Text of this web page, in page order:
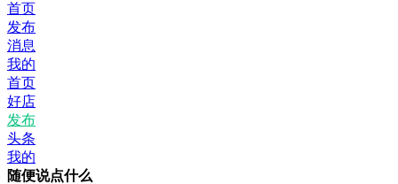
首页
发布
消息
我的
首页
好店
发布
头条
我的
随便说点什么